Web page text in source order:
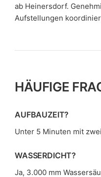
ab Heinersdorf.
Aufstellungen
HÄUFIGE
AUFBAUZEIT?
Unter 5 Minuten mit
WASSERDICHT?
Ja, 3.000 mm